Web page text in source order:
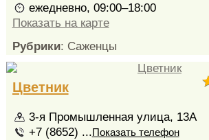
ежедневно, 09:00–18:00
Показать на карте
Рубрики: Саженцы
Цветник
3-я Промышленная улица, 13А
+7 (8652) ...Показать телефон